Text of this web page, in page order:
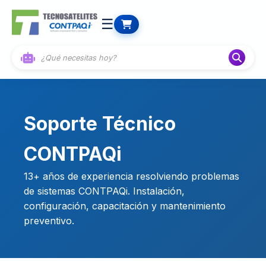
☰
Soporte Técnico
CONTPAQi
13+ años de experiencia resolviendo problemas
de sistemas CONTPAQi. Instalación,
configuración, capacitación y mantenimiento
preventivo.